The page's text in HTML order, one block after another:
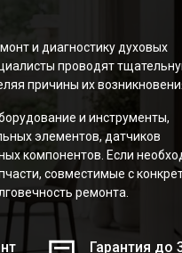
и диагностику духовых
проводят
причины их
и инструменты,
элементов, датчиков
компонентов. Если
совместимые с
ремонта.
Гарантия до